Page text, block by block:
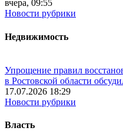
вчера, 09:55
Новости рубрики
Недвижимость
Упрощение правил
в Ростовской области
17.07.2026 18:29
Новости рубрики
Власть